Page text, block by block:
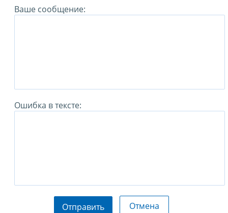
Ваше сообщение:
Ошибка в тексте:
Отправить Отмена